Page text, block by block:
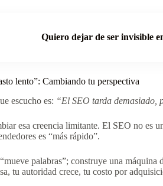
Quiero dejar de ser invisible
lento”: Cambiando tu perspectiva
escucho es: “El SEO tarda demasiado,
esa creencia limitante. El SEO no es
es “más rápido”.
palabras”; construye una
tu autoridad crece, tu costo por